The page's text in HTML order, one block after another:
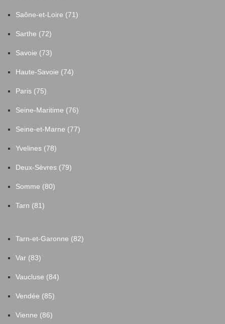
Saône-et-Loire (71)
Sarthe (72)
Savoie (73)
Haute-Savoie (74)
Paris (75)
Seine-Maritime (76)
Seine-et-Marne (77)
Yvelines (78)
Deux-Sèvres (79)
Somme (80)
Tarn (81)
Tarn-et-Garonne (82)
Var (83)
Vaucluse (84)
Vendée (85)
Vienne (86)